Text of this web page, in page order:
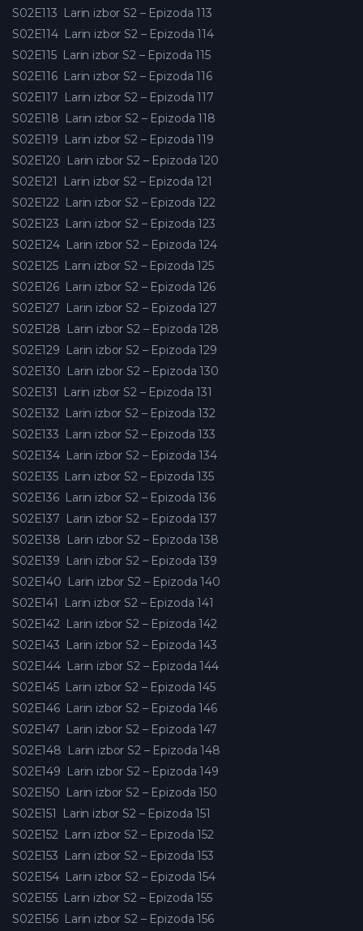
S02E113 Larin izbor S2 – Epizoda 113
S02E114 Larin izbor S2 – Epizoda 114
S02E115 Larin izbor S2 – Epizoda 115
S02E116 Larin izbor S2 – Epizoda 116
S02E117 Larin izbor S2 – Epizoda 117
S02E118 Larin izbor S2 – Epizoda 118
S02E119 Larin izbor S2 – Epizoda 119
S02E120 Larin izbor S2 – Epizoda 120
S02E121
Larin izbor S2 – Epizoda 121
S02E122 Larin izbor S2 – Epizoda 122
S02E123 Larin izbor S2 – Epizoda 123
S02E124 Larin izbor S2 – Epizoda 124
S02E125 Larin izbor S2 – Epizoda 125
S02E126 Larin izbor S2 – Epizoda 126
S02E127 Larin izbor S2 – Epizoda 127
S02E128 Larin izbor S2 – Epizoda 128
S02E129 Larin izbor S2 – Epizoda 129
S02E130 Larin izbor S2 – Epizoda 130
S02E131
Larin izbor S2 – Epizoda 131
S02E132 Larin izbor S2 – Epizoda 132
S02E133 Larin izbor S2 – Epizoda 133
S02E134 Larin izbor S2 – Epizoda 134
S02E135 Larin izbor S2 – Epizoda 135
S02E136 Larin izbor S2 – Epizoda 136
S02E137 Larin izbor S2 – Epizoda 137
S02E138 Larin izbor S2 – Epizoda 138
S02E139 Larin izbor S2 – Epizoda 139
S02E140 Larin izbor S2 – Epizoda 140
S02E141
Larin izbor S2 – Epizoda 141
S02E142 Larin izbor S2 – Epizoda 142
S02E143 Larin izbor S2 – Epizoda 143
S02E144 Larin izbor S2 – Epizoda 144
S02E145 Larin izbor S2 – Epizoda 145
S02E146 Larin izbor S2 – Epizoda 146
S02E147 Larin izbor S2 – Epizoda 147
S02E148 Larin izbor S2 – Epizoda 148
S02E149 Larin izbor S2 – Epizoda 149
S02E150 Larin izbor S2 – Epizoda 150
S02E151
Larin izbor S2 – Epizoda 151
S02E152 Larin izbor S2 – Epizoda 152
S02E153 Larin izbor S2 – Epizoda 153
S02E154 Larin izbor S2 – Epizoda 154
S02E155 Larin izbor S2 – Epizoda 155
S02E156 Larin izbor S2 – Epizoda 156